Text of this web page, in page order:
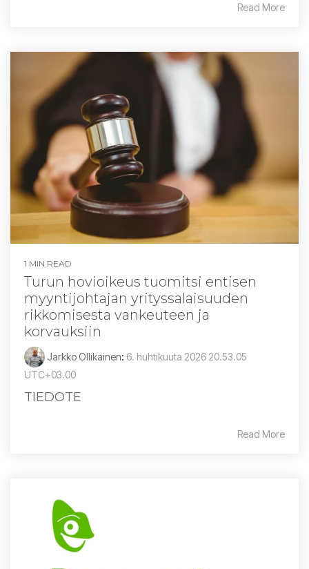
Read More
1 MIN READ
Turun hovioikeus tuomitsi entisen
myyntijohtajan yrityssalaisuuden
rikkomisesta vankeuteen ja
korvauksiin
Jarkko Ollikainen: 6. huhtikuuta 2026 20.53.05
UTC+03.00
TIEDOTE
Read More